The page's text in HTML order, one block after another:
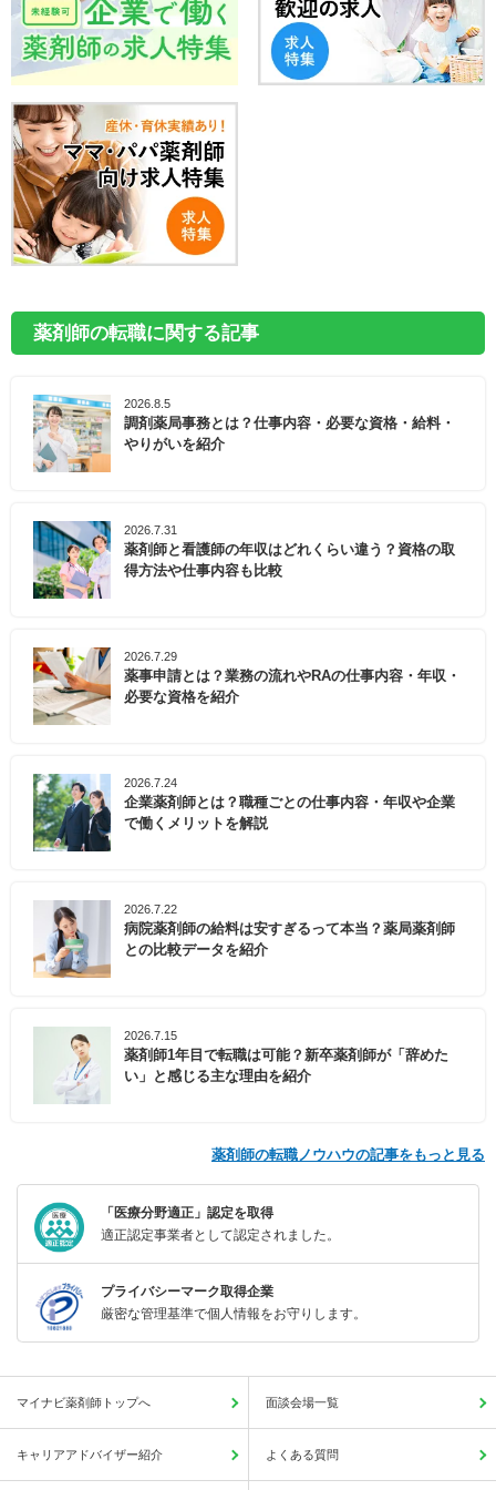
薬剤師の転職に関する記事
2026.8.5
調剤薬局事務とは？仕事内容・必要な資格・給料・
やりがいを紹介
2026.7.31
薬剤師と看護師の年収はどれくらい違う？資格の取
得方法や仕事内容も比較
2026.7.29
薬事申請とは？業務の流れやRAの仕事内容・年収・
必要な資格を紹介
2026.7.24
企業薬剤師とは？職種ごとの仕事内容・年収や企業
で働くメリットを解説
2026.7.22
病院薬剤師の給料は安すぎるって本当？薬局薬剤師
との比較データを紹介
2026.7.15
薬剤師1年目で転職は可能？新卒薬剤師が「辞めた
い」と感じる主な理由を紹介
薬剤師の転職ノウハウの記事をもっと見る
「医療分野適正」認定を取得
適正認定事業者として認定されました。
プライバシーマーク取得企業
厳密な管理基準で個人情報をお守りします。
マイナビ薬剤師トップへ 面談会場一覧
キャリアアドバイザー紹介 よくある質問